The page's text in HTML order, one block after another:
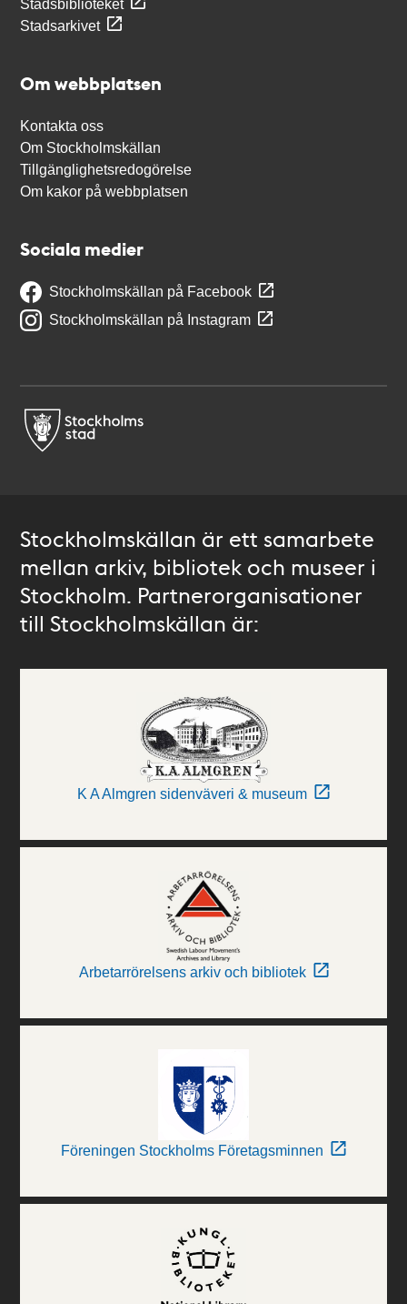
Stadsbiblioteket
Stadsarkivet
Om webbplatsen
Kontakta oss
Om Stockholmskällan
Tillgänglighetsredogörelse
Om kakor på webbplatsen
Sociala medier
Stockholmskällan på Facebook
Stockholmskällan på Instagram
Stockholmskällan är ett samarbete
mellan arkiv, bibliotek och museer i
Stockholm. Partnerorganisationer
till Stockholmskällan är:
K A Almgren sidenväveri & museum
Arbetarrörelsens arkiv och bibliotek
Föreningen Stockholms Företagsminnen